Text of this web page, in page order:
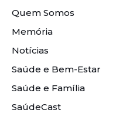
Quem Somos
Memória
Notícias
Saúde e Bem-Estar
Saúde e Família
SaúdeCast